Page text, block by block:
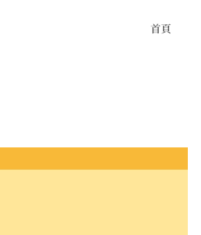
首頁